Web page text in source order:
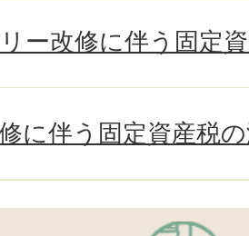
ー改修に伴う固定
に伴う固定資産税